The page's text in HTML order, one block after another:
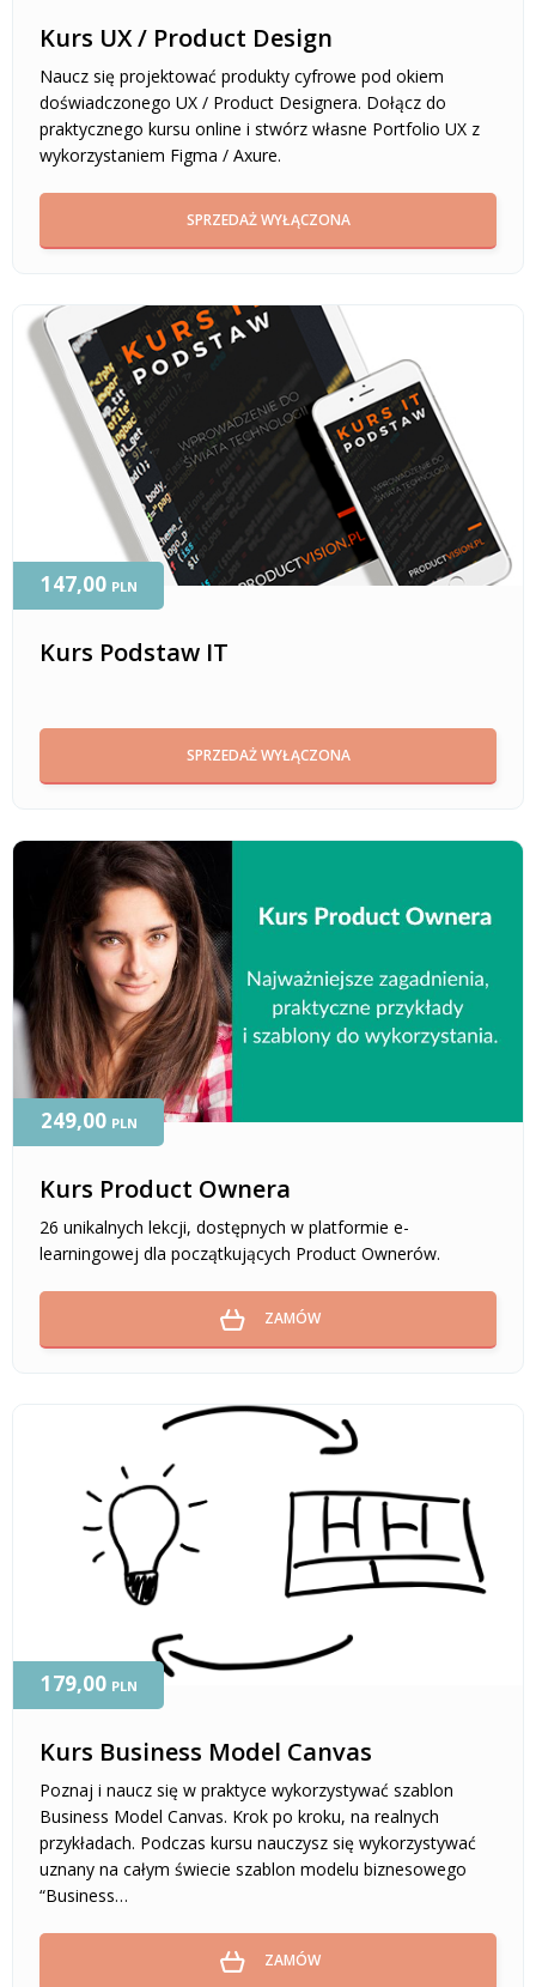
Kurs UX / Product Design
Naucz się projektować produkty cyfrowe pod okiem
doświadczonego UX / Product Designera. Dołącz do
praktycznego kursu online i stwórz własne Portfolio UX z
wykorzystaniem Figma / Axure.
SPRZEDAŻ WYŁĄCZONA
Kurs Podstaw IT
147,00 PLN
SPRZEDAŻ WYŁĄCZONA
Kurs Product Ownera
26 unikalnych lekcji, dostępnych w platformie e-
learningowej dla początkujących Product Ownerów.
249,00 PLN
ZAMÓW
Kurs Business Model Canvas
Poznaj i naucz się w praktyce wykorzystywać szablon
Business Model Canvas. Krok po kroku, na realnych
przykładach. Podczas kursu nauczysz się wykorzystywać
uznany na całym świecie szablon modelu biznesowego
“Business…
179,00 PLN
ZAMÓW